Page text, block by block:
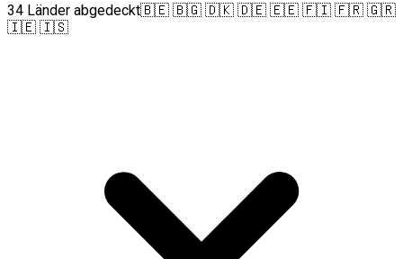
34 Länder abgedeckt🇧🇪 🇧🇬 🇩🇰 🇩🇪 🇪🇪 🇫🇮 🇫🇷 🇬🇷
🇮🇪 🇮🇸